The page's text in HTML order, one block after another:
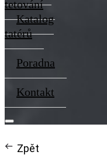
tetování
Katalog
tatérů
Poradna
Kontakt
Zpět